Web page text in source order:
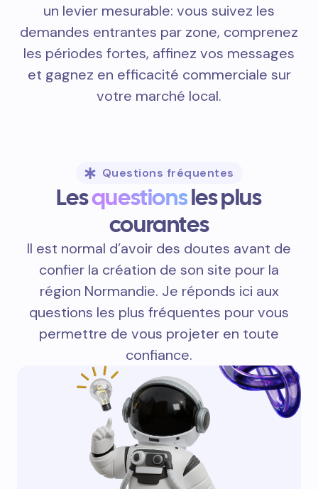
un levier mesurable: vous suivez les
demandes entrantes par zone, comprenez
les périodes fortes, affinez vos messages
et gagnez en efficacité commerciale sur
votre marché local.
Questions fréquentes
Lesquestionsles plus
courantes
Il est normal d’avoir des doutes avant de
confier la création de son site pour la
région Normandie. Je réponds ici aux
questions les plus fréquentes pour vous
permettre de vous projeter en toute
confiance.